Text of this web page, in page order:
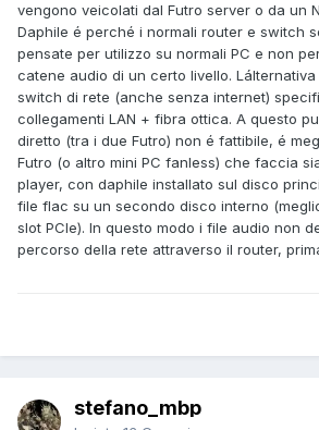
vengono veicolati dal Futro server o da un
Daphile é perché i normali router e switch
pensate per utilizzo su normali PC e non
catene audio di un certo livello.
switch di rete (anche senza internet)
collegamenti LAN + fibra ottica. A questo
diretto (tra i due Futro) non é fattibile, é
Futro (o altro mini PC fanless) che faccia
player, con daphile installato sul disco
file flac su un secondo disco interno
slot PCIe). In questo modo i file audio non
percorso della rete attraverso il router,
stefano_mbp